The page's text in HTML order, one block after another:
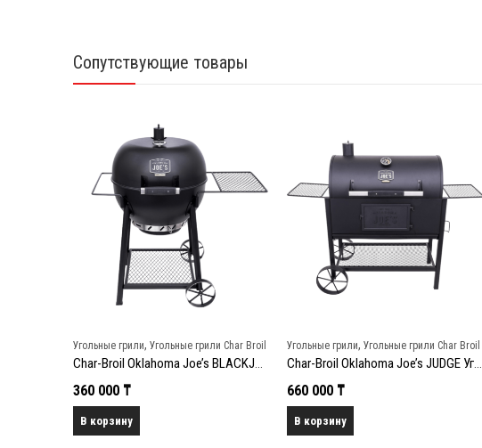
Сопутствующие товары
Угольные грили, Угольные грили Char Broil
Char-Broil Oklahoma Joe’s BLACKJACK Угольный гриль
360 000 ₸
В корзину
Угольные грили, Угольные грили Char Broil
Char-Broil Oklahoma Joe’s JUDGE Угольный гриль
660 000 ₸
В корзину